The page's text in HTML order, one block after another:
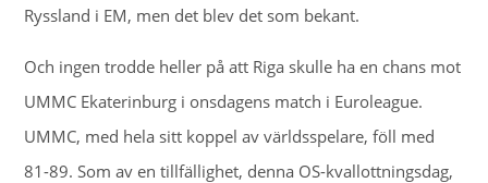
Ryssland i EM, men det blev det som bekant.
Och ingen trodde heller på att Riga skulle ha en chans mot
UMMC Ekaterinburg i onsdagens match i Euroleague.
UMMC, med hela sitt koppel av världsspelare, föll med
81-89. Som av en tillfällighet, denna OS-kvallottningsdag,